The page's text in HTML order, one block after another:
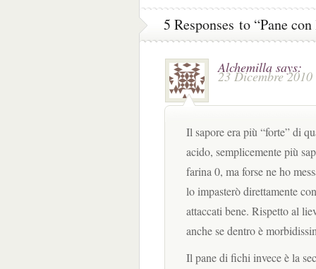
5 Responses to “Pane
Alchemilla says:
23 Dicembre
Il sapore era più “forte” di
acido, semplicemente più
farina 0, ma forse ne ho
lo impasterò direttamente
attaccati bene. Rispetto al
anche se dentro è
Il pane di fichi invece è la